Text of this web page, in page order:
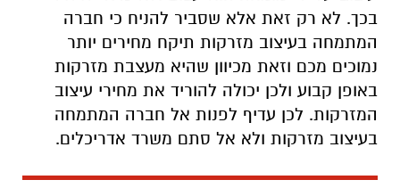
בכך. לא רק זאת אלא שסביר להניח כי חברה
המתמחה בעיצוב מזרקות תיקח מחירים יותר
נמוכים מכם וזאת מכיוון שהיא מעצבת מזרקות
באופן קבוע ולכן יכולה להוריד את מחירי עיצוב
המזרקות. לכן עדיף לפנות אל חברה המתמחה
בעיצוב מזרקות ולא אל סתם משרד אדריכלים.